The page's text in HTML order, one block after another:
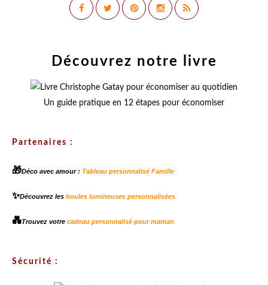
Découvrez notre livre
Un guide pratique en 12 étapes pour économiser
Partenaires :
🎁Déco avec amour : Tableau personnalisé Famille
✨Découvrez les boules lumineuses personnalisées
💑Trouvez votre cadeau personnalisé pour maman
Sécurité :